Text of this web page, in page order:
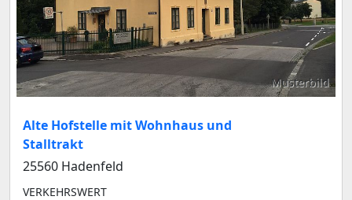
Musterbild
Alte Hofstelle mit Wohnhaus und
Stalltrakt
25560 Hadenfeld
VERKEHRSWERT